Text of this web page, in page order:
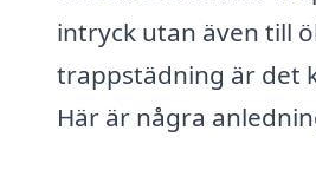
intryck utan även till
trappstädning är det
Här är några